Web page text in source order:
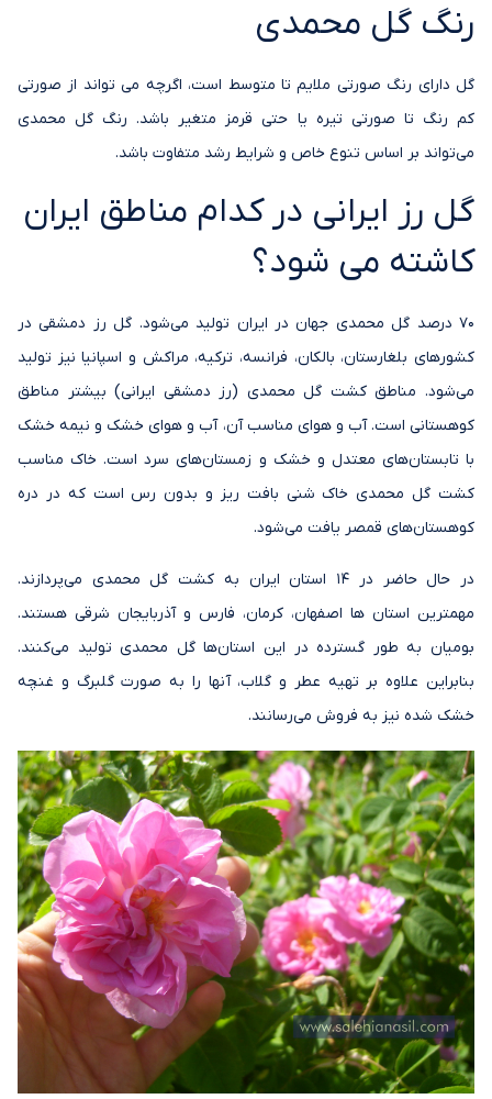
رنگ گل محمدی
گل دارای رنگ صورتی ملایم تا متوسط است، اگرچه می تواند از صورتی
کم رنگ تا صورتی تیره یا حتی قرمز متغیر باشد. رنگ گل محمدی
می‌تواند بر اساس تنوع خاص و شرایط رشد متفاوت باشد.
گل رز ایرانی در کدام مناطق ایران
کاشته می شود؟
70 درصد گل محمدی جهان در ایران تولید می‌شود. گل رز دمشقی در
کشورهای بلغارستان، بالکان، فرانسه، ترکیه، مراکش و اسپانیا نیز تولید
می‌شود. مناطق کشت گل محمدی (رز دمشقی ایرانی) بیشتر مناطق
کوهستانی است. آب و هوای مناسب آن، آب و هوای خشک و نیمه خشک
با تابستان‌های معتدل و خشک و زمستان‌های سرد است. خاک مناسب
کشت گل محمدی خاک شنی بافت ریز و بدون رس است که در دره
کوهستان‌های قمصر یافت می‌شود.
در حال حاضر در 14 استان ایران به کشت گل محمدی می‌پردازند.
مهمترین استان ها اصفهان، کرمان، فارس و آذربایجان شرقی هستند.
بومیان به طور گسترده در این استان‌ها گل محمدی تولید می‌کنند.
بنابراین علاوه بر تهیه عطر و گلاب، آنها را به صورت گلبرگ و غنچه
خشک شده نیز به فروش می‌رسانند.